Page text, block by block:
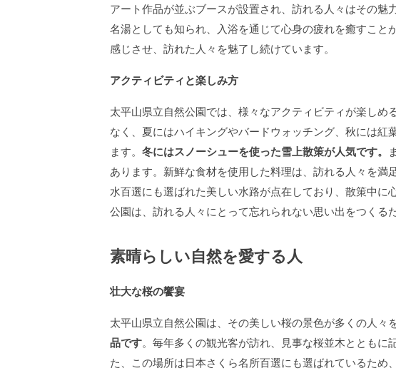
アート作品が並ぶブースが設置され、訪れる人々はその
名湯としても知られ、入浴を通じて心身の疲れを癒すこ
感じさせ、訪れた人々を魅了し続けています。
アクティビティと楽しみ方
太平山県立自然公園では、様々なアクティビティが楽し
なく、夏にはハイキングやバードウォッチング、秋には紅
ます。 冬にはスノーシューを使った雪上散策が人気です。
あります。新鮮な食材を使用した料理は、訪れる人々を
水百選にも選ばれた美しい水路が点在しており、散策中
公園は、訪れる人々にとって忘れられない思い出をつくる
素晴らしい自然を愛する人
壮大な桜の饗宴
太平山県立自然公園は、その美しい桜の景色が多くの人々
品です。毎年多くの観光客が訪れ、見事な桜並木とともに
た、この場所は日本さくら名所百選にも選ばれているた